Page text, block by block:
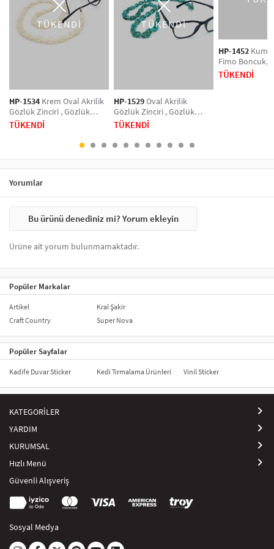
gümüş, sarı renklerinde olabilmektedir.Gözlük zincirleri malzemesine
göre plastik ve metal olarak online satış sitemiz de yer
almaktadır. Gözlük zinciri fiyatlarıkonusunda ise hem erkek hem
kadın, unisex ve bayan
kullanışlılık üzerinden değerlendirildiğinde oldukça uygun
TÜKENDİ
HP-1534 Krem Oval Akrilik
Gözlük Zinciri , Gözlük
Aksesuar, Güneş Gözlüğü
TÜKENDİ
TÜKENDİ
HP-1529Oval Akrilik
Gözlük Zinciri , Gözlük
Aksesuar, Güneş Gözlüğü
TÜKENDİ
HP-1452 Kum
Fimo Boncuk,
Gözlük Zinciri ,
TÜKENDİ
Yorumlar
Bu ürünü denediniz mi? Yorum ekleyin
Ürüne ait yorum bulunmamaktadır.
Popüler Markalar
Artikel
Craft Country
Kral Şakir
Super Nova
Popüler Sayfalar
Kadife Duvar Sticker Kedi Tırmalama Ürünleri Vinil Sticker
KATEGORİLER
YARDIM
KURUMSAL
Hızlı Menü
Güvenli Alışveriş
Sosyal Medya